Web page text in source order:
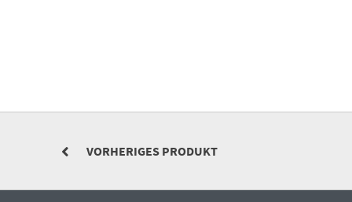
VORHERIGES PRODUKT